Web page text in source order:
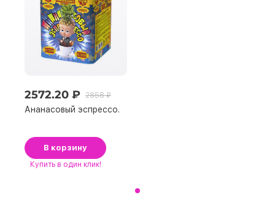
2572.20 ₽ 2858 ₽
Ананасовый эспрессо.
В корзину
Купить в один клик!